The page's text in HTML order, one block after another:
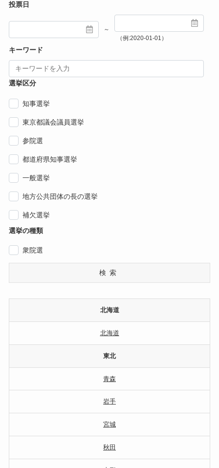
投票日
～
（例:2020-01-01）
キーワード
選挙区分
知事選挙
東京都議会議員選挙
参院選
都道府県知事選挙
一般選挙
地方公共団体の長の選挙
補欠選挙
選挙の種類
衆院選
検索
北海道
北海道
東北
青森
岩手
宮城
秋田